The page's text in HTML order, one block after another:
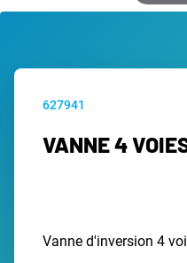
627941
VANNE 4
Vanne d'inversion 4